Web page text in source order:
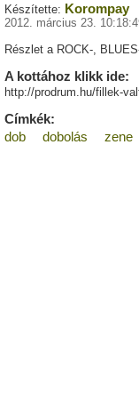
Készítette: Korompay
2012. március 23.
Részlet a ROCK-,
A kottához klikk ide:
http://prodrum.hu/fillek-
Címkék:
dob
dobolás zene